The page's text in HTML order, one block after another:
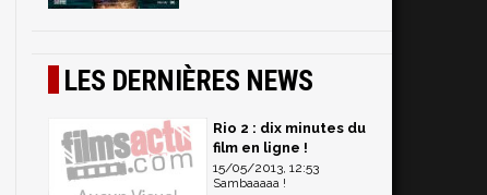
LES DERNIÈRES NEWS
Rio 2 : dix minutes du
film en ligne !
15/05/2013, 12:53
Sambaaaaa !